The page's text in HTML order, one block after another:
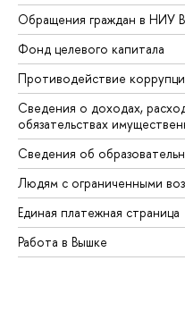
Обращения граждан в НИУ
Фонд целевого капитала
Противодействие
Сведения о доходах,
обязательствах
Сведения об
Людям с ограниченными
Единая платежная страница
Работа в Вышке